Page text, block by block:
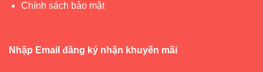
Chính sách bảo mật
Nhập Email đăng ký nhận khuyến mãi